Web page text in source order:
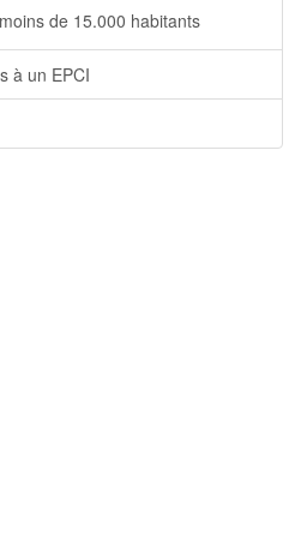
de 15.000 habitants
à un EPCI